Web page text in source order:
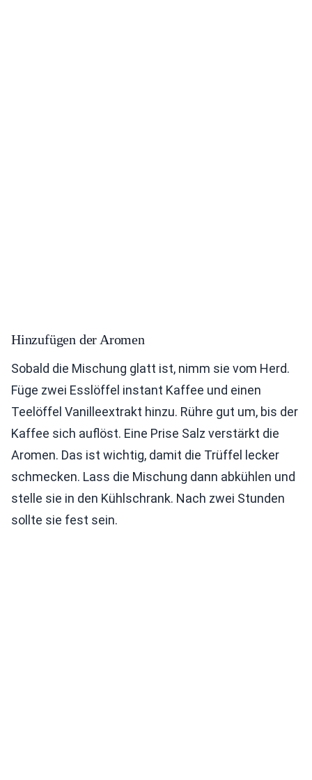
Hinzufügen der Aromen
Sobald die Mischung glatt ist, nimm sie vom Herd.
Füge zwei Esslöffel instant Kaffee und einen
Teelöffel Vanilleextrakt hinzu. Rühre gut um, bis der
Kaffee sich auflöst. Eine Prise Salz verstärkt die
Aromen. Das ist wichtig, damit die Trüffel lecker
schmecken. Lass die Mischung dann abkühlen und
stelle sie in den Kühlschrank. Nach zwei Stunden
sollte sie fest sein.